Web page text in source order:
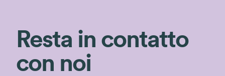
Resta in contatto
con noi